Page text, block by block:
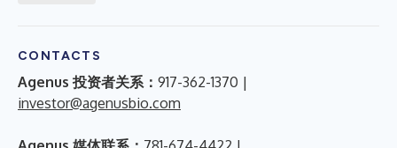
CONTACTS
Agenus 投资者关系： 917-362-1370 |
investor@agenusbio.com